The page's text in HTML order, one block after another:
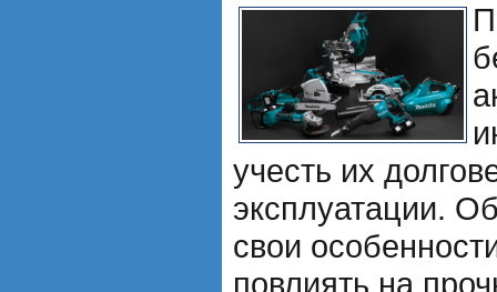
учесть их
эксплуатации.
свои
повлиять на